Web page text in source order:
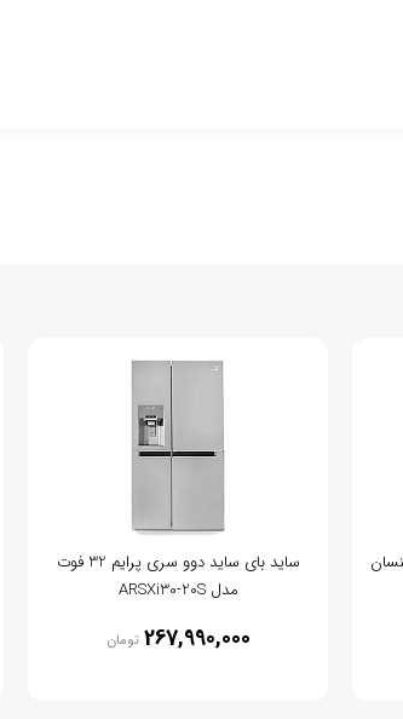
ساید بای ساید دوو سری پرایم 32 فوت
مدل ARSXi30-20S
267,990,000 تومان